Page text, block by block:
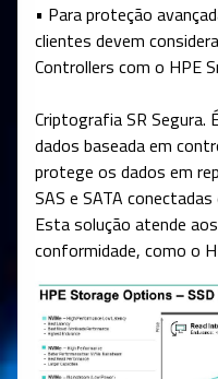
• Para proteção
clientes devem
Controllers com o HPE
Criptografia SR Segura.
dados baseada em
protege os dados em
SAS e SATA
Esta solução atende
conformidade, como o